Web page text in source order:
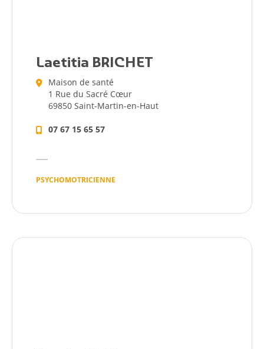
Laetitia BRICHET
Maison de santé
1 Rue du Sacré Cœur
69850 Saint-Martin-en-Haut
07 67 15 65 57
PSYCHOMOTRICIENNE
Agenda
Actualités